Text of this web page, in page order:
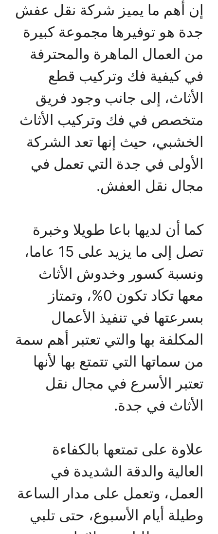
إن أهم ما يميز شركة نقل عفش
جدة هو توفيرها مجموعة كبيرة
من العمال الماهرة والمحترفة
في كيفية فك وتركيب قطع
الأثاث، إلى جانب وجود فريق
متخصص في فك وتركيب الأثاث
الخشبي، حيث إنها تعد الشركة
الأولى في جدة التي تعمل في
مجال نقل العفش.
كما أن لديها باعا طويلا وخبرة
تصل إلى ما يزيد على 15 عاما،
ونسبة كسور وخدوش الأثاث
معها تكاد تكون 0%، وتمتاز
بسرعتها في تنفيذ الأعمال
المكلفة بها والتي تعتبر أهم سمة
من سماتها التي تتمتع بها لأنها
تعتبر الأسرع في مجال نقل
الأثاث في جدة.
علاوة على تمتعها بالكفاءة
العالية والدقة الشديدة في
العمل، وتعمل على مدار الساعة
وطيلة أيام الأسبوع، حتى تلبي